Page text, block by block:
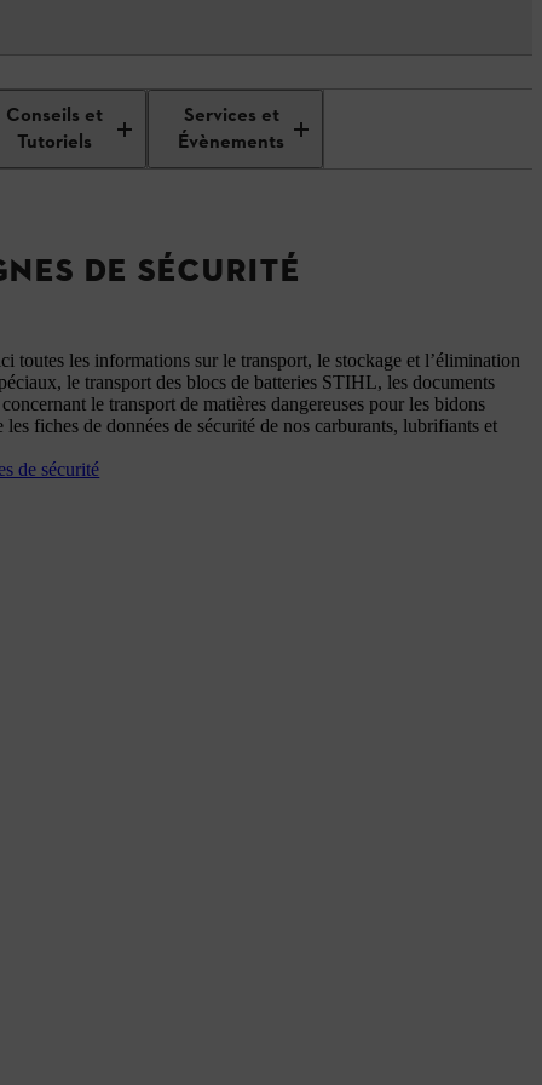
Conseils et
Tutoriels
Services et
Évènements
DE SÉCURITÉ
toutes les informations sur le transport, le stockage et l’élimination
le transport des blocs de batteries STIHL, les documents
le transport de matières dangereuses pour les bidons
fiches de données de sécurité de nos carburants, lubrifiants et
de sécurité